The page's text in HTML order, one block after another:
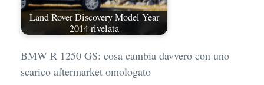
Land Rover Discovery Model Year
2014 rivelata
BMW R 1250 GS: cosa cambia davvero con uno
scarico aftermarket omologato